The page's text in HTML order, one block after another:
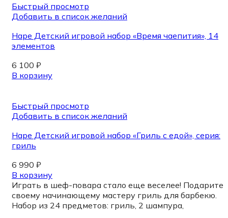
Быстрый просмотр
Добавить в список желаний
Hape Детский игровой набор «Время чаепития», 14
элементов
6 100 ₽
В корзину
Быстрый просмотр
Добавить в список желаний
Hape Детский игровой набор «Гриль с едой», серия:
гриль
6 990 ₽
В корзину
Играть в шеф-повара стало еще веселее! Подарите
своему начинающему мастеру гриль для барбекю.
Набор из 24 предметов: гриль, 2 шампура,